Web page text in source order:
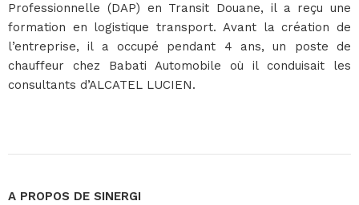
Professionnelle (DAP) en Transit Douane, il a reçu une
formation en logistique transport. Avant la création de
l’entreprise, il a occupé pendant 4 ans, un poste de
chauffeur chez Babati Automobile où il conduisait les
consultants d’ALCATEL LUCIEN.
A PROPOS DE SINERGI